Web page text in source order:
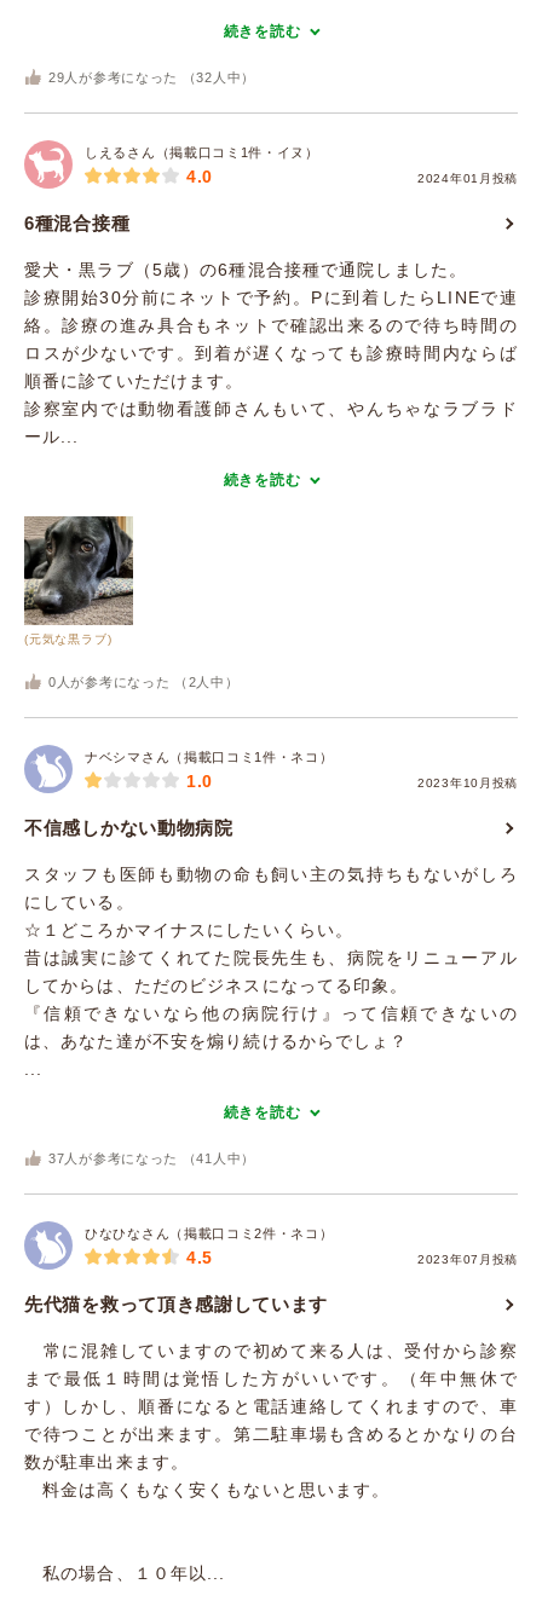
続きを読む
29 人が参考になった （32 人中）
しえるさん（掲載口コミ1件・イヌ）
2024年01月投稿
4.0
6種混合接種
愛犬・黒ラブ（5歳）の6種混合接種で通院しました。
診療開始30分前にネットで予約。Pに到着したらLINEで連
絡。診療の進み具合もネットで確認出来るので待ち時間の
ロスが少ないです。到着が遅くなっても診療時間内ならば
順番に診ていただけます。
診察室内では動物看護師さんもいて、やんちゃなラブラド
ール...
続きを読む
(元気な黒ラブ)
0 人が参考になった （ 2 人中）
ナベシマさん（掲載口コミ1件・ネコ）
2023年10月投稿
1.0
不信感しかない動物病院
スタッフも医師も動物の命も飼い主の気持ちもないがしろ
にしている。
☆１どころかマイナスにしたいくらい。
昔は誠実に診てくれてた院長先生も、病院をリニューアル
してからは、ただのビジネスになってる印象。
『信頼できないなら他の病院行け』って信頼できないの
は、あなた達が不安を煽り続けるからでしょ？
続きを読む
37 人が参考になった （41 人中）
ひなひなさん（掲載口コミ2件・ネコ）
2023年07月投稿
4.5
先代猫を救って頂き感謝しています
常に混雑していますので初めて来る人は、受付から診察
まで最低１時間は覚悟した方がいいです。（年中無休で
す）しかし、順番になると電話連絡してくれますので、車
で待つことが出来ます。第二駐車場も含めるとかなりの台
数が駐車出来ます。
料金は高くもなく安くもないと思います。
私の場合、１０年以...